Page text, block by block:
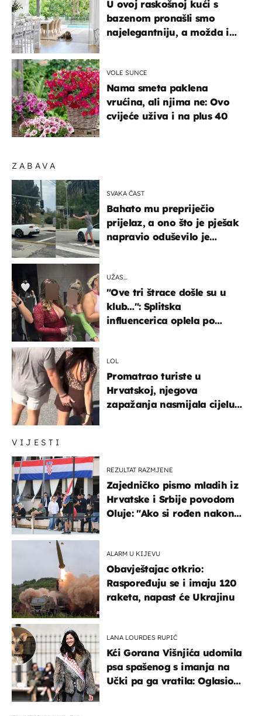
VIJESTI
REZULTAT RAZMJENE
Zajedničko pismo mladih iz
Hrvatske i Srbije povodom
Oluje: "Ako si rođen nakon
ALARM U KIJEVU
Obavještajac otkrio:
Raspoređuju se i imaju 120
raketa, napast će Ukrajinu
LANA LOURDES RUPIĆ
Kći Gorana Višnjića udomila
psa spašenog s imanja na
Učki pa ga vratila: Oglasio
ZABAVA
SVAKA ČAST
Bahato mu prepriječio
prijelaz, a ono što je pješak
napravio oduševilo je
UŽAS…
"Ove tri štrace došle su u
klub…": Splitska
influencerica oplela po
LOL
Promatrao turiste u
Hrvatskoj, njegova
zapažanja nasmijala cijelu
U ovoj raskošnoj kući s
bazenom pronašli smo
najelegantniju, a možda i
VOLE SUNCE
Nama smeta paklena
vrućina, ali njima ne: Ovo
cvijeće uživa i na plus 40